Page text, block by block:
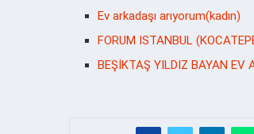
Ev arkadaşı arıyorum(kadın)
FORUM ISTANBUL
BEŞİKTAŞ YILDIZ BAYAN EV